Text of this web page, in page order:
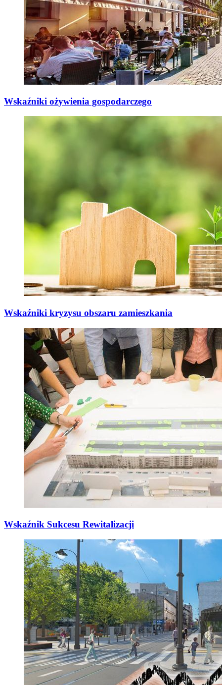
Wskaźniki ożywienia gospodarczego
Wskaźniki kryzysu obszaru zamieszkania
Wskaźnik Sukcesu Rewitalizacji